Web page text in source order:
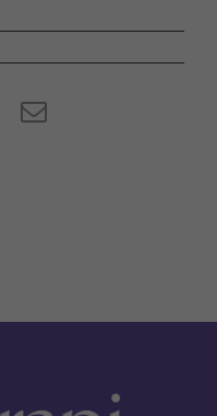
E-